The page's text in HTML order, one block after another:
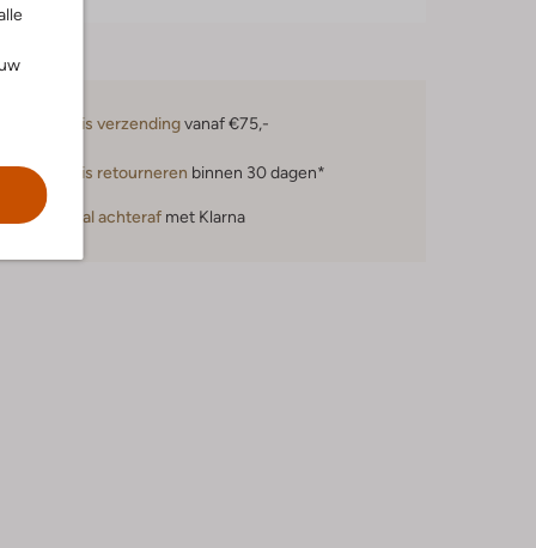
Gratis verzendingvanaf €75,-
Gratis retourneren binnen 30 dagen*
Betaal achteraf met Klarna